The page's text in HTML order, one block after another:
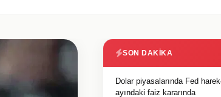
SON DAKIKA
Dolar piyasalarında Fed
ayındaki faiz kararında